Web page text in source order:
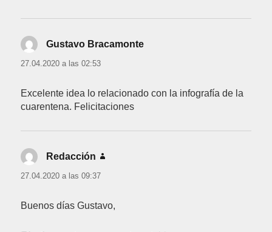
Gustavo Bracamonte
27.04.2020 a las 02:53
Excelente idea lo relacionado con la infografía de la
cuarentena. Felicitaciones
Redacción
27.04.2020 a las 09:37
Buenos días Gustavo,